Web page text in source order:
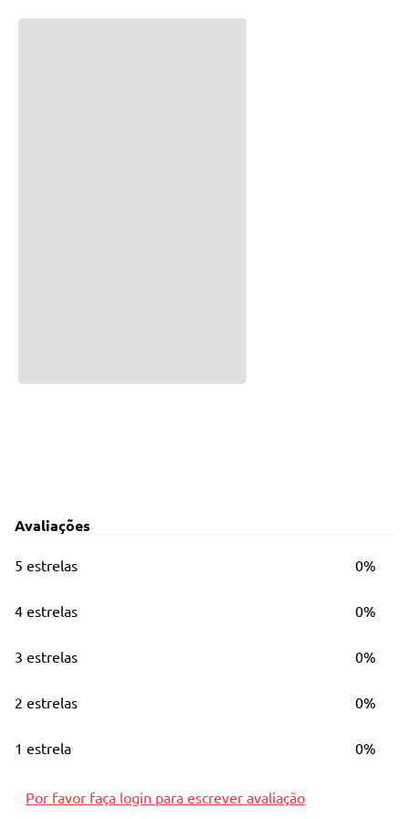
Avaliações
5 estrelas 0%
4 estrelas 0%
3 estrelas 0%
2 estrelas 0%
1 estrela 0%
Por favor faça login para escrever avaliação